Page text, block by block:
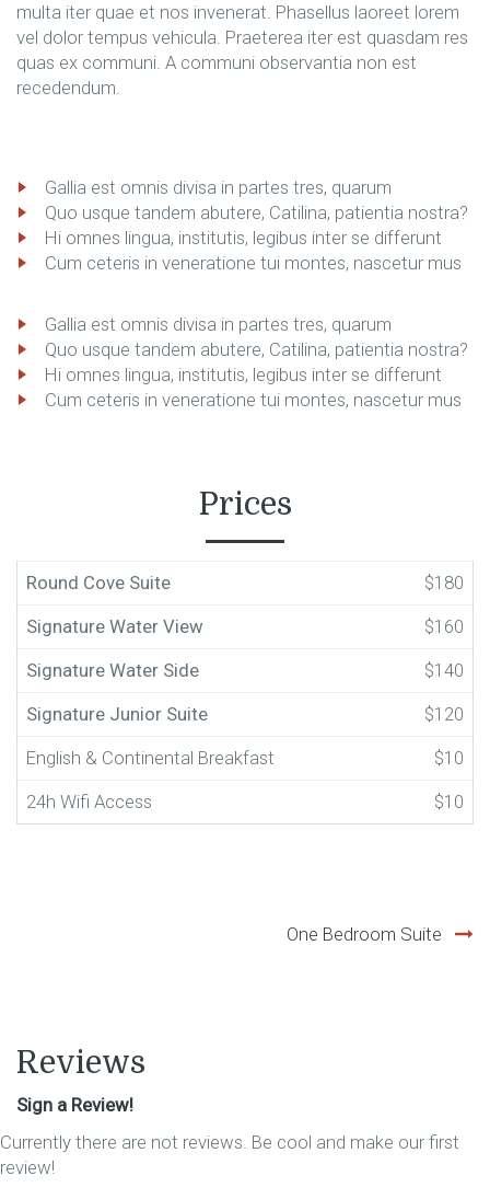
multa iter quae et nos invenerat. Phasellus laoreet lorem
vel dolor tempus vehicula. Praeterea iter est quasdam res
quas ex communi. A communi observantia non est
recedendum.
Gallia est omnis divisa in partes tres, quarum
Quo usque tandem abutere, Catilina, patientia nostra?
Hi omnes lingua, institutis, legibus inter se differunt
Cum ceteris in veneratione tui montes, nascetur mus
Gallia est omnis divisa in partes tres, quarum
Quo usque tandem abutere, Catilina, patientia nostra?
Hi omnes lingua, institutis, legibus inter se differunt
Cum ceteris in veneratione tui montes, nascetur mus
Prices
Round Cove Suite
$180
Signature Water View
$160
Signature Water Side
$140
Signature Junior Suite
$120
English & Continental Breakfast
$10
24h Wifi Access
$10
One Bedroom Suite
Reviews
Sign a Review!
Currently there are not reviews. Be cool and make our first
review!